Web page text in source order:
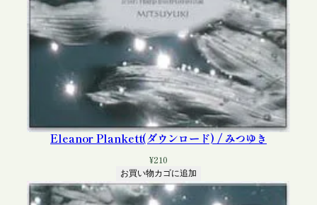
Eleanor Plankett(ダウンロード) / みつゆき
¥210
お買い物カゴに追加